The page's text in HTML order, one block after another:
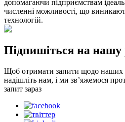
допомагаючи підприємствам
численні можливості, що
технологій.
Підпишіться на нашу
Щоб отримати запити щодо наших
надішліть нам, і ми зв’яжемося
запит зараз